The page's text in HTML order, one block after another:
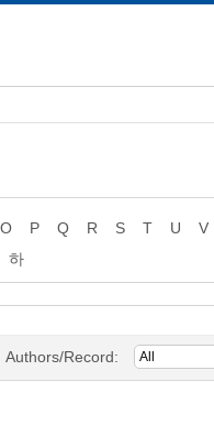
O P Q R S T U V
하
Authors/Record: